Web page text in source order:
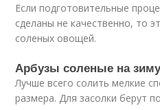
Если подготовительные
сделаны не качественно, то
соленых овощей.
Арбузы соленые на
Лучше всего солить мелкие
размера. Для засолки берут